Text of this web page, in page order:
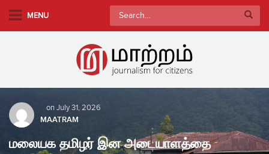
MENU
Search
for:
on July 31, 2026
MAATRAM
மலையக தமிழர் இன அடையாளத்தை